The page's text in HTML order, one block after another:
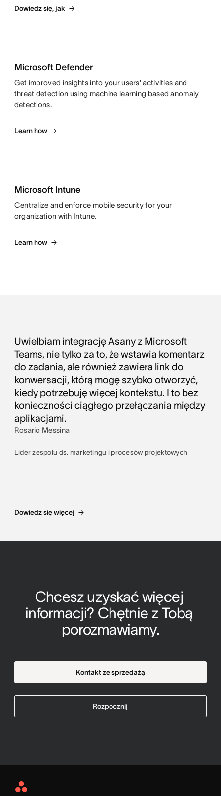
Dowiedz się, jak
Microsoft Defender
Get improved insights into your users' activities and
threat detection using machine learning based anomaly
detections.
Learn how
Microsoft Intune
Centralize and enforce mobile security for your
organization with Intune.
Learn how
Uwielbiam integrację Asany z Microsoft
Teams, nie tylko za to, że wstawia komentarz
do zadania, ale również zawiera link do
konwersacji, którą mogę szybko otworzyć,
kiedy potrzebuję więcej kontekstu. I to bez
konieczności ciągłego przełączania między
aplikacjami.
Rosario Messina
Lider zespołu ds. marketingu i procesów projektowych
Dowiedz się więcej
Chcesz uzyskać więcej
informacji? Chętnie z Tobą
porozmawiamy.
Kontakt ze sprzedażą
Rozpocznij
Asana